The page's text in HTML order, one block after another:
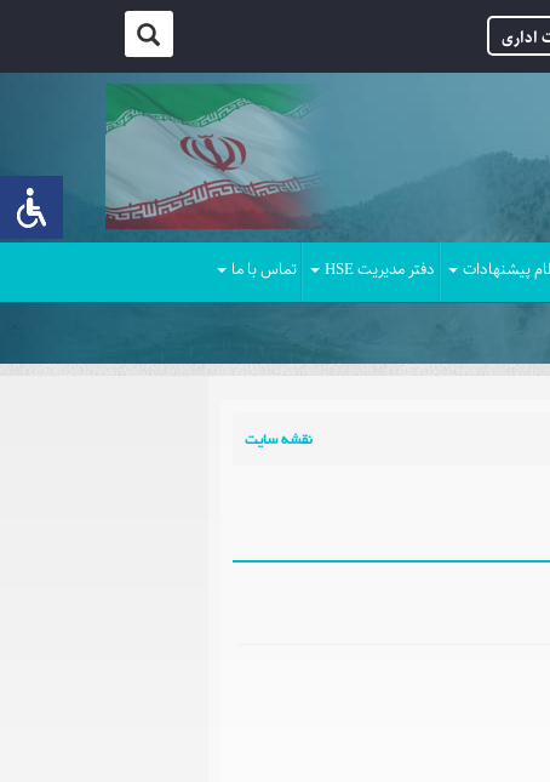
اداری
پیشنهادات دفتر مدیریت HSE تماس با ما
نقشه سایت